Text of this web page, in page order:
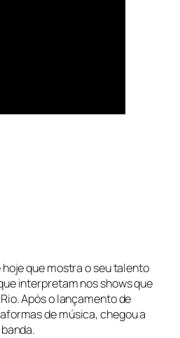
que mostra o seu talento
interpretam nos shows que
Após o lançamento de
de música, chegou a